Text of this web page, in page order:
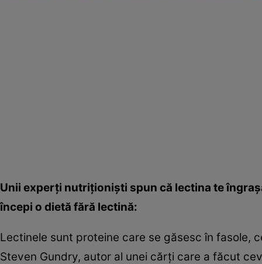
Unii experţi nutriţionişti spun că lectina te
începi o dietă fără lectină:
Lectinele sunt proteine care se găsesc în fasole,
Steven Gundry, autor al unei cărţi care a făcut